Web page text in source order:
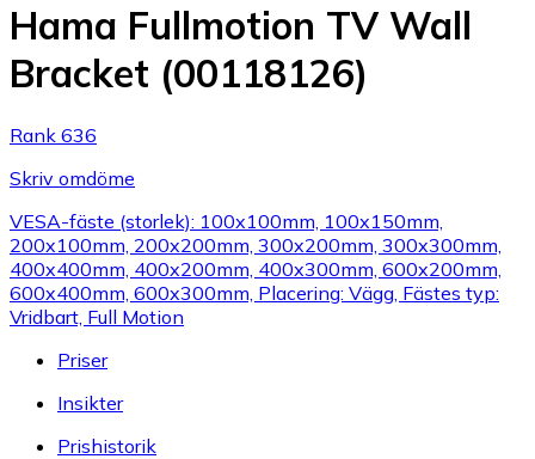
Hama Fullmotion TV Wall
Bracket (00118126)
Rank 636
Skriv omdöme
VESA-fäste (storlek): 100x100mm, 100x150mm,
200x100mm, 200x200mm, 300x200mm, 300x300mm,
400x400mm, 400x200mm, 400x300mm, 600x200mm,
600x400mm, 600x300mm, Placering: Vägg, Fästes typ:
Vridbart, Full Motion
Priser
Insikter
Prishistorik